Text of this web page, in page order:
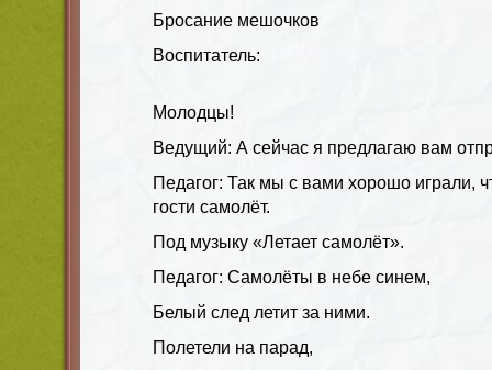
Бросание мешочков
Воспитатель:
Молодцы!
Ведущий: А сейчас я предлагаю вам
Педагог: Так мы с вами хорошо играли,
гости самолёт.
Под музыку «Летает самолёт».
Педагог: Самолёты в небе синем,
Белый след летит за ними.
Полетели на парад,